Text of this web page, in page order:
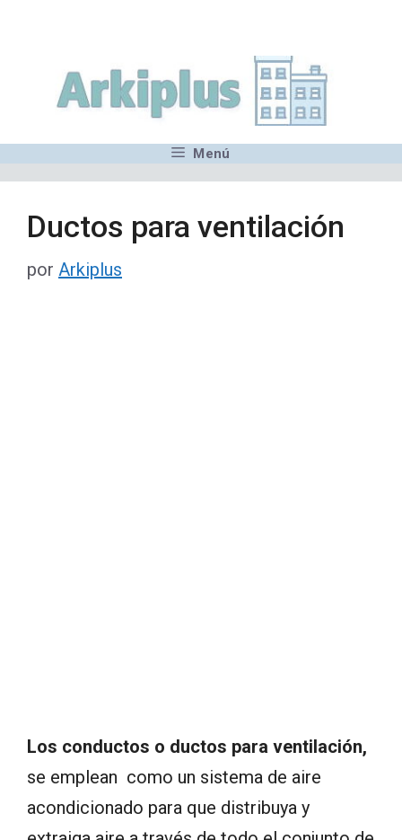
contenido
Menú
Ductos para ventilación
por Arkiplus
Los conductos o ductos para ventilación,
se emplean como un sistema de aire
acondicionado para que distribuya y